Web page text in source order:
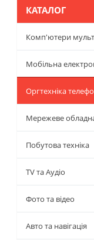
КАТАЛОГ
Комп'ютери
Мобільна
Оргтехніка
Мережеве
Побутова техніка
TV та Аудіо
Фото та відео
Авто та навігація